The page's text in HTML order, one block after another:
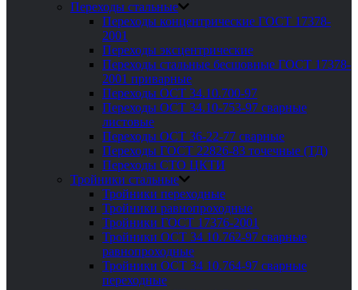
Переходы стальные
Переходы концентрические ГОСТ 17378-
2001
Переходы эксцентрические
Переходы стальные бесшовные ГОСТ 17378-
2001 приварные
Переходы ОСТ 34.10.700-97
Переходы ОСТ 34.10-753-97 сварные
листовые
Переходы ОСТ 36-22-77 сварные
Переходы ГОСТ 22826-83 точечные (ТД)
Переходы СТО ЦКТИ
Тройники стальные
Тройники переходные
Тройники равнопроходные
Тройники ГОСТ 17376-2001
Тройники ОСТ 34 10.762-97 сварные
равнопроходные
Тройники ОСТ 34 10.764-97 сварные
переходные